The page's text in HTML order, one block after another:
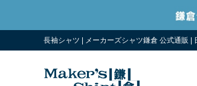
長袖シャツ | メーカーズシャツ鎌倉 公式通販 |